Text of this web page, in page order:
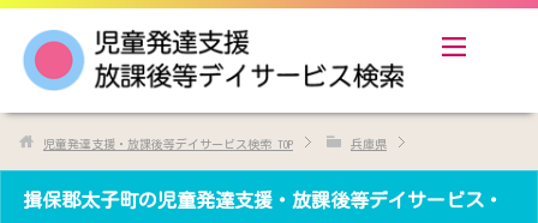
児童発達支援・放課後等デイサービス検索 TOP 兵庫県
揖保郡太子町の児童発達支援・放課後等デイサービス・